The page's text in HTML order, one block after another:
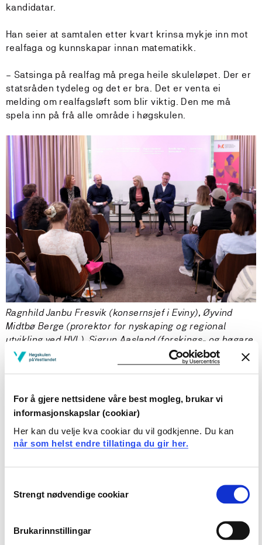
For å gjere nettsidene våre best mogleg, brukar vi
informasjonskapslar (cookiar)
Her kan du velje kva cookiar du vil godkjenne. Du kan
når som helst endre tillatinga du gir her.
Selection
Strengt nødvendige cookiar
Brukarinnstillingar
kandidatar.
Han seier at samtalen etter kvart krinsa mykje inn mot
realfaga og kunnskapar innan matematikk.
– Satsinga på realfag må prega heile skuleløpet. Der er
statsråden tydeleg og det er bra. Det er venta ei
melding om realfagsløft som blir viktig. Den me må
spela inn på frå alle område i høgskulen.
Ragnhild Janbu Fresvik (konsernsjef i Eviny), Øyvind
Midtbø Berge (prorektor for nyskaping og regional
utvikling ved HVL), Sigrun Aasland (forskings- og høgare
utdanningsminister) og Bendik Meling Samuelsen
(prorektor for utdanning ved BI) utgjorde panelet i den
Eit punkt som Berge peika på i praten er at mange som
søkjer utdanningar som krev realfag frå vidaregåande
skule, ikkje har det på plass. Det gjer at høgskulen må
tilby ulike tilbod for å kvalifisere søkarane.
nyttar seg av. På hi sida gir dette oss utgifter me ikkje
får kompensert, men må ta på eiga ramme. Ei betre
eg er glad for at statsråden noterte seg det.